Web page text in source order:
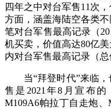
四年之中对台军售11次
方面，涵盖海陆空各类
笔对台军售最高记录（
机买卖，价值高达80亿
内对台军售最高记录（总
当“拜登时代”来临，
售是2021年8月宣布
M109A6帕拉丁自走炮